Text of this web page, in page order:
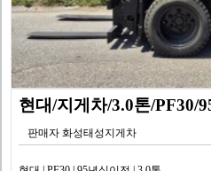
현대/지게차/3.0톤/PF30/
판매자 화성태성지게차